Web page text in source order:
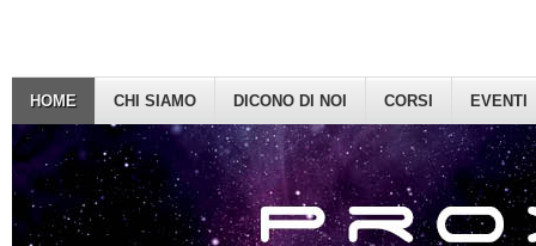
HOME CHI SIAMO DICONO DI NOI CORSI EVENTI